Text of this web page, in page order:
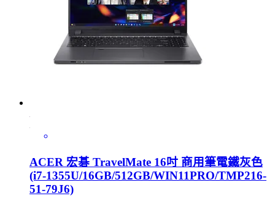
ACER 宏碁 TravelMate 16吋 商用筆電鐵灰色
(i7-1355U/16GB/512GB/WIN11PRO/TMP216-
51-79J6)